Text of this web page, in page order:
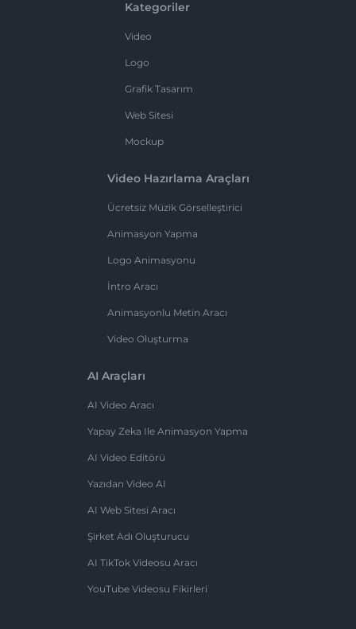
Kategoriler
Video
Logo
Grafik Tasarım
Web Sitesi
Mockup
Video Hazırlama Araçları
Ücretsiz Müzik Görselleştirici
Animasyon Yapma
Logo Animasyonu
İntro Aracı
Animasyonlu Metin Aracı
Video Oluşturma
AI Araçları
AI Video Aracı
Yapay Zeka Ile Animasyon Yapma
AI Video Editörü
Yazıdan Video AI
AI Web Sitesi Aracı
Şirket Adı Oluşturucu
AI TikTok Videosu Aracı
YouTube Videosu Fikirleri